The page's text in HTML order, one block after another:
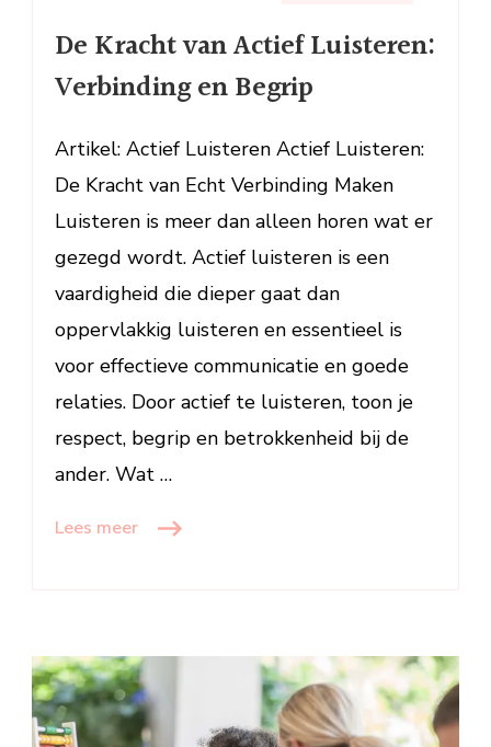
Kracht
Actief
Verbinding
en
Begrip
De Kracht van Actief Luisteren:
Verbinding en Begrip
Artikel: Actief Luisteren Actief Luisteren:
De Kracht van Echt Verbinding Maken
Luisteren is meer dan alleen horen wat er
gezegd wordt. Actief luisteren is een
vaardigheid die dieper gaat dan
oppervlakkig luisteren en essentieel is
voor effectieve communicatie en goede
relaties. Door actief te luisteren, toon je
respect, begrip en betrokkenheid bij de
ander. Wat …
Lees meer